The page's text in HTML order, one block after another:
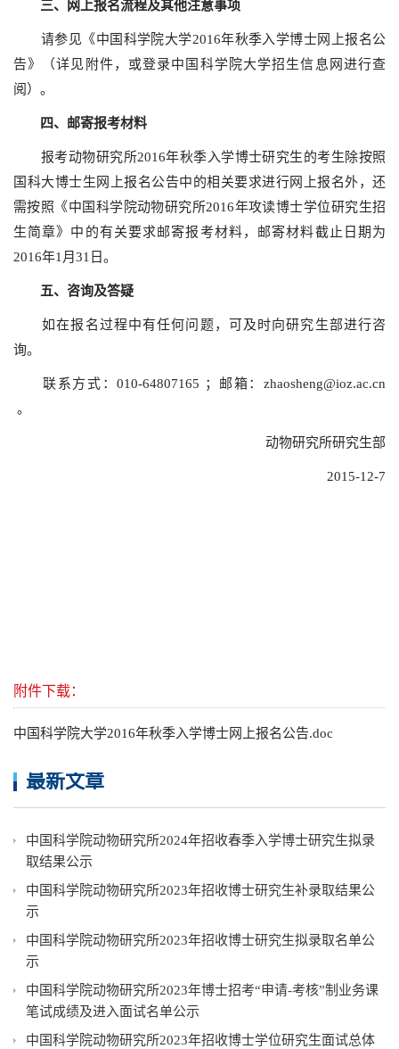
三、网上报名流程及其他注意事项
请参见《中国科学院大学2016年秋季入学博士网上报名公
告》（详见附件，或登录中国科学院大学招生信息网进行查
阅）。
四、邮寄报考材料
报考动物研究所2016年秋季入学博士研究生的考生除按照
国科大博士生网上报名公告中的相关要求进行网上报名外，还
需按照《中国科学院动物研究所2016年攻读博士学位研究生招
生简章》中的有关要求邮寄报考材料，邮寄材料截止日期为
2016年1月31日。
五、咨询及答疑
如在报名过程中有任何问题，可及时向研究生部进行咨
询。
联系方式：010-64807165 ；邮箱： zhaosheng@ioz.ac.cn
。
动物研究所研究生部
2015-12-7
附件下载：
中国科学院大学2016年秋季入学博士网上报名公告.doc
最新文章
中国科学院动物研究所2024年招收春季入学博士研究生拟录
取结果公示
中国科学院动物研究所2023年招收博士研究生补录取结果公
示
中国科学院动物研究所2023年招收博士研究生拟录取名单公
示
中国科学院动物研究所2023年博士招考“申请-考核”制业务课
笔试成绩及进入面试名单公示
中国科学院动物研究所2023年招收博士学位研究生面试总体